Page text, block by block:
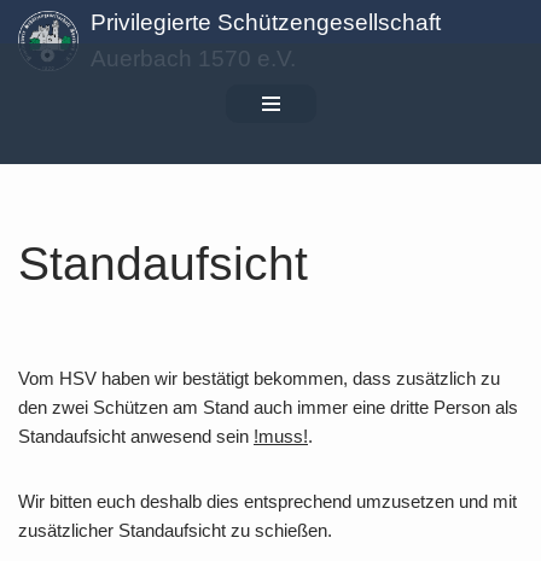
Zum
Privilegierte Schützengesellschaft
Auerbach 1570 e.V.
Standaufsicht
Vom HSV haben wir bestätigt bekommen, dass zusätzlich zu
den zwei Schützen am Stand auch immer eine dritte Person als
Standaufsicht anwesend sein !muss!.
Wir bitten euch deshalb dies entsprechend umzusetzen und mit
zusätzlicher Standaufsicht zu schießen.